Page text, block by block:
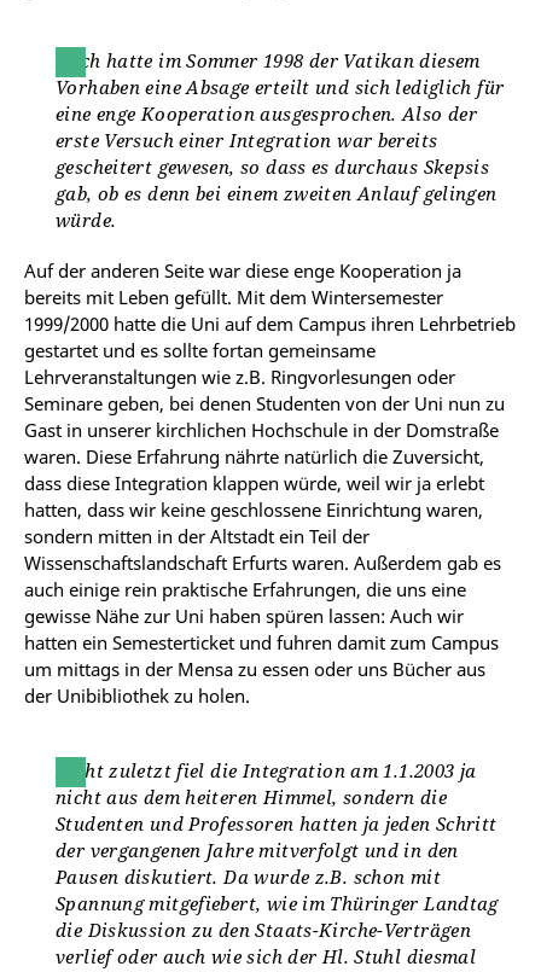
Doch hatte im Sommer 1998 der Vatikan diesem
Vorhaben eine Absage erteilt und sich lediglich für
eine enge Kooperation ausgesprochen. Also der
erste Versuch einer Integration war bereits
gescheitert gewesen, so dass es durchaus Skepsis
gab, ob es denn bei einem zweiten Anlauf gelingen
würde.
Auf der anderen Seite war diese enge Kooperation ja
bereits mit Leben gefüllt. Mit dem Wintersemester
1999/2000 hatte die Uni auf dem Campus ihren Lehrbetrieb
gestartet und es sollte fortan gemeinsame
Lehrveranstaltungen wie z.B. Ringvorlesungen oder
Seminare geben, bei denen Studenten von der Uni nun zu
Gast in unserer kirchlichen Hochschule in der Domstraße
waren. Diese Erfahrung nährte natürlich die Zuversicht,
dass diese Integration klappen würde, weil wir ja erlebt
hatten, dass wir keine geschlossene Einrichtung waren,
sondern mitten in der Altstadt ein Teil der
Wissenschaftslandschaft Erfurts waren. Außerdem gab es
auch einige rein praktische Erfahrungen, die uns eine
gewisse Nähe zur Uni haben spüren lassen: Auch wir
hatten ein Semesterticket und fuhren damit zum Campus
um mittags in der Mensa zu essen oder uns Bücher aus
der Unibibliothek zu holen.
Nicht zuletzt fiel die Integration am 1.1.2003 ja
nicht aus dem heiteren Himmel, sondern die
Studenten und Professoren hatten ja jeden Schritt
der vergangenen Jahre mitverfolgt und in den
Pausen diskutiert. Da wurde z.B. schon mit
Spannung mitgefiebert, wie im Thüringer Landtag
die Diskussion zu den Staats-Kirche-Verträgen
verlief oder auch wie sich der Hl. Stuhl diesmal